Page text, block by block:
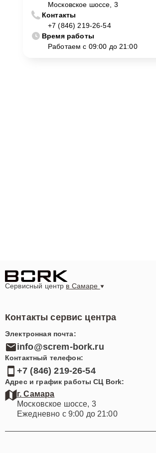
Московское шоссе, 3
Контакты
+7 (846) 219-26-54
Время работы
Работаем с 09:00 до 21:00
Сервисный центр в Самаре
Контакты сервис центра
Электронная почта:
info@screm-bork.ru
Контактный телефон:
+7 (846) 219-26-54
Адрес и график работы СЦ Bork:
г. Самара
Московское шоссе, 3
Ежедневно с 9:00 до 21:00